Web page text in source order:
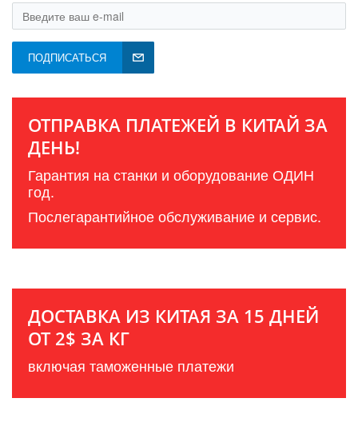
ПОДПИСАТЬСЯ
ОТПРАВКА ПЛАТЕЖЕЙ В КИТАЙ ЗА
ДЕНЬ!
Гарантия на станки и оборудование ОДИН
год.
Послегарантийное обслуживание и сервис.
ДОСТАВКА ИЗ КИТАЯ ЗА 15 ДНЕЙ
ОТ 2$ ЗА КГ
включая таможенные платежи